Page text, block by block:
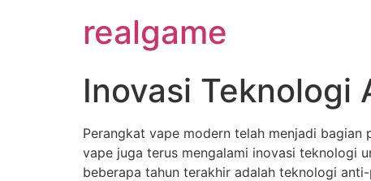
realgame
Inovasi Teknologi
Perangkat vape modern telah menjadi bagian
vape juga terus mengalami inovasi teknologi
beberapa tahun terakhir adalah teknologi